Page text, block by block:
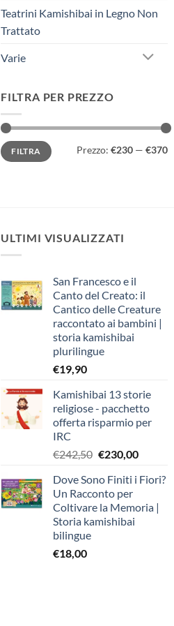
Teatrini Kamishibai in Legno Non
Trattato
Varie
FILTRA PER PREZZO
Prezzo
Min
Prezzo
MaxFILTRA Prezzo: €230 — €370
ULTIMI VISUALIZZATI
San Francesco e il
Canto del Creato: il
Cantico delle Creature
raccontato ai bambini |
storia kamishibai
plurilingue
€19,90
Kamishibai 13 storie
religiose - pacchetto
offerta risparmio per
IRC
€242,50 Il
originale
era:
€242,50.
€230,00Il
attuale
€230,00.
Dove Sono Finiti i Fiori?
Un Racconto per
Coltivare la Memoria |
Storia kamishibai
bilingue
€18,00